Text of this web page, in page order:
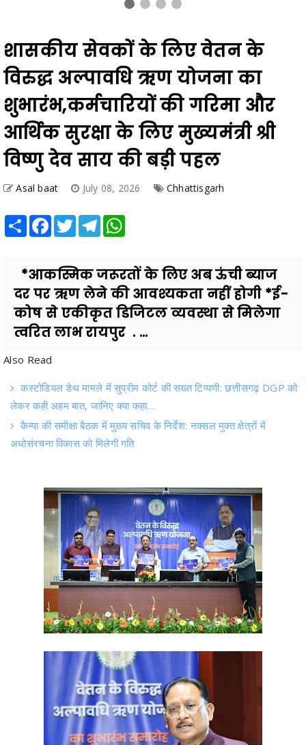
शासकीय सेवकों के लिए वेतन के
विरुद्ध अल्पावधि ऋण योजना का
शुभारंभ,कर्मचारियों की गरिमा और
आर्थिक सुरक्षा के लिए मुख्यमंत्री श्री
विष्णु देव साय की बड़ी पहल
Asal baat July 08, 2026 Chhattisgarh
Share Facebook
Twitter Telegram
*आकस्मिक जरूरतों के लिए अब ऊंची ब्याज
दर पर ऋण लेने की आवश्यकता नहीं होगी *ई-
कोष से एकीकृत डिजिटल व्यवस्था से मिलेगा
त्वरित लाभ रायपुर . ...
Also Read
कस्टोडियल डेथ मामले में सुप्रीम कोर्ट की सख्त टिप्पणी: छत्तीसगढ़ DGP को
लेकर कही अहम बात, जानिए क्या कहा…
कैम्पा की समीक्षा बैठक में मुख्य सचिव के निर्देश: नक्सल मुक्त क्षेत्रों में
अधोसंरचना विकास को मिलेगी गति